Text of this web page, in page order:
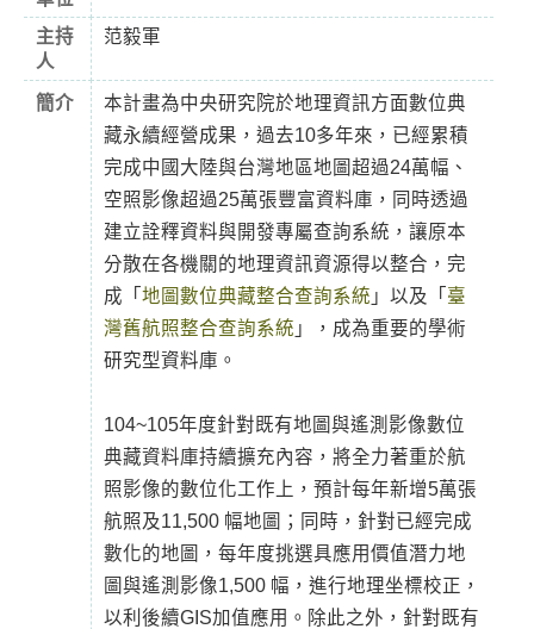
主持
人
范毅軍
簡介
本計畫為中央研究院於地理資訊方面數位典
藏永續經營成果，過去10多年來，已經累積
完成中國大陸與台灣地區地圖超過24萬幅、
空照影像超過25萬張豐富資料庫，同時透過
建立詮釋資料與開發專屬查詢系統，讓原本
分散在各機關的地理資訊資源得以整合，完
成「 地圖數位典藏整合查詢系統 」以及「 臺
灣舊航照整合查詢系統 」，成為重要的學術
研究型資料庫。
104~105年度針對既有地圖與遙測影像數位
典藏資料庫持續擴充內容，將全力著重於航
照影像的數位化工作上，預計每年新增5萬張
航照及11,500 幅地圖；同時，針對已經完成
數化的地圖，每年度挑選具應用價值潛力地
圖與遙測影像1,500 幅，進行地理坐標校正，
以利後續GIS加值應用。除此之外，針對既有